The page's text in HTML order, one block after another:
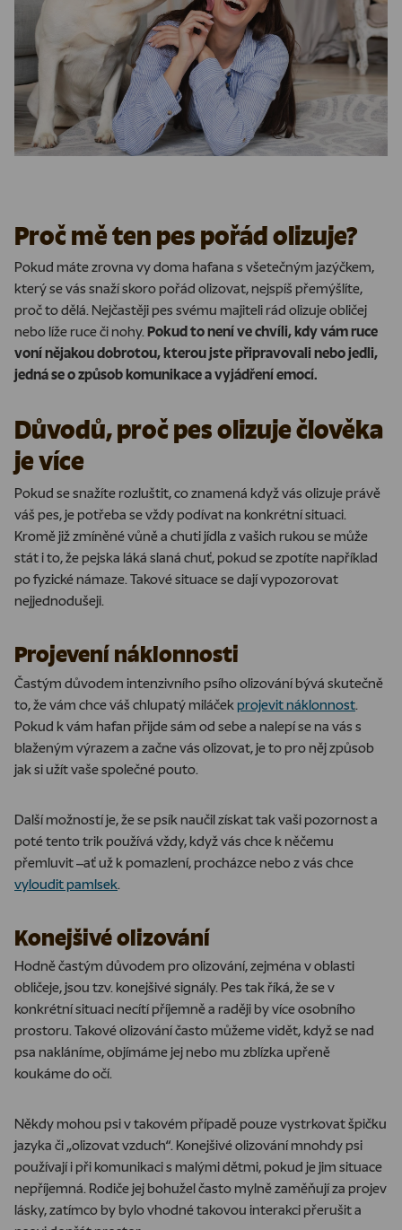
Proč mě ten pes pořád olizuje?
Pokud máte zrovna vy doma hafana s všetečným jazýčkem,
který se vás snaží skoro pořád olizovat, nejspíš přemýšlíte,
proč to dělá. Nejčastěji pes svému majiteli rád olizuje obličej
nebo líže ruce či nohy.Pokud to není ve chvíli, kdy vám ruce
voní nějakou dobrotou, kterou jste připravovali nebo jedli,
jedná se o způsob komunikace a vyjádření emocí.
Důvodů, proč pes olizuje člověka
je více
Pokud se snažíte rozluštit, co znamená když vás olizuje právě
váš pes, je potřeba se vždy podívat na konkrétní situaci.
Kromě již zmíněné vůně a chuti jídla z vašich rukou se může
stát i to, že pejska láká slaná chuť, pokud se zpotíte například
po fyzické námaze. Takové situace se dají vypozorovat
nejjednodušeji.
Projevení náklonnosti
Častým důvodem intenzivního psího olizování bývá skutečně
to, že vám chce váš chlupatý miláček projevit náklonnost.
Pokud k vám hafan přijde sám od sebe a nalepí se na vás s
blaženým výrazem a začne vás olizovat, je to pro něj způsob
jak si užít vaše společné pouto.
Další možností je, že se psík naučil získat tak vaši pozornost a
poté tento trik používá vždy, když vás chce k něčemu
přemluvit –⁠⁠⁠⁠⁠⁠ať už k pomazlení, procházce nebo z vás chce
vyloudit pamlsek.
Konejšivé olizování
Hodně častým důvodem pro olizování, zejména v oblasti
obličeje, jsou tzv. konejšivé signály. Pes tak říká, že se v
konkrétní situaci necítí příjemně a raději by více osobního
prostoru. Takové olizování často můžeme vidět, když se nad
psa nakláníme, objímáme jej nebo mu zblízka upřeně
koukáme do očí.
Někdy mohou psi v takovém případě pouze vystrkovat špičku
jazyka či „olizovat vzduch“. Konejšivé olizování mnohdy psi
používají i při komunikaci s malými dětmi, pokud je jim situace
nepříjemná. Rodiče jej bohužel často mylně zaměňují za projev
lásky, zatímco by bylo vhodné takovou interakci přerušit a